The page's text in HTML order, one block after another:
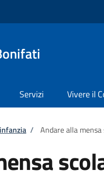
Servizi Vivere il
/ Andare alla